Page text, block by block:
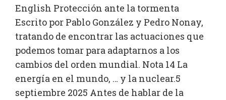
English Protección ante la tormenta
Escrito por Pablo González y Pedro Nonay,
tratando de encontrar las actuaciones que
podemos tomar para adaptarnos a los
cambios del orden mundial. Nota 14 La
energía en el mundo, … y la nuclear.5
septiembre 2025 Antes de hablar de la